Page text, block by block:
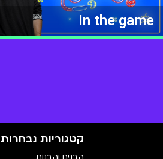
In the game
קטגוריות נבחרות